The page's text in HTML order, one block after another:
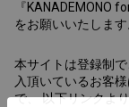
『KANADEMONO
をお願いいたします
本サイトは登録制
入頂いているお客
で、 以下リンクよ